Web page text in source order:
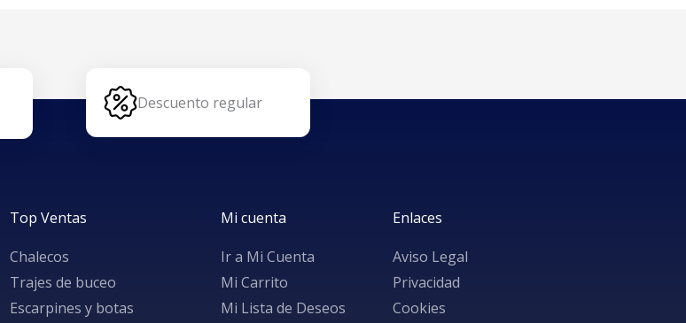
Descuento regular
Top Ventas
Chalecos
Trajes de buceo
Escarpines y botas
Mi cuenta
Ir a Mi Cuenta
Mi Carrito
Mi Lista de Deseos
Enlaces
Aviso Legal
Privacidad
Cookies